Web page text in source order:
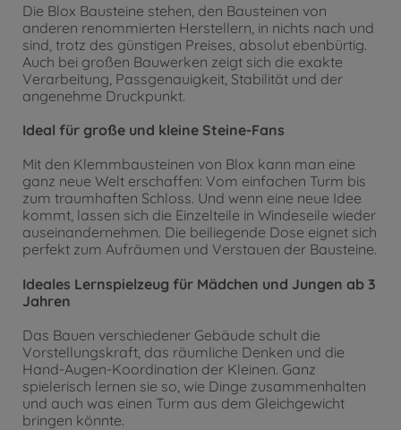
Die Blox Bausteine stehen, den Bausteinen von
anderen renommierten Herstellern, in nichts nach und
sind, trotz des günstigen Preises, absolut ebenbürtig.
Auch bei großen Bauwerken zeigt sich die exakte
Verarbeitung, Passgenauigkeit, Stabilität und der
angenehme Druckpunkt.
Ideal für große und kleine Steine-Fans
Mit den Klemmbausteinen von Blox kann man eine
ganz neue Welt erschaffen: Vom einfachen Turm bis
zum traumhaften Schloss. Und wenn eine neue Idee
kommt, lassen sich die Einzelteile in Windeseile wieder
auseinandernehmen. Die beiliegende Dose eignet sich
perfekt zum Aufräumen und Verstauen der Bausteine.
Ideales Lernspielzeug für Mädchen und Jungen ab 3
Jahren
Das Bauen verschiedener Gebäude schult die
Vorstellungskraft, das räumliche Denken und die
Hand-Augen-Koordination der Kleinen. Ganz
spielerisch lernen sie so, wie Dinge zusammenhalten
und auch was einen Turm aus dem Gleichgewicht
bringen könnte.